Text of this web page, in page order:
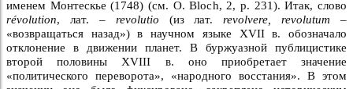
именем Монтескье (1748) (см. O. Bloch, 2, р. 231). Итак, слово
révolution, лат. – revolutio (из лат.revolvere, revolutum –
«возвращаться назад») в научном языке XVII в. обозначало
отклонение в движении планет. В буржуазной публицистике
второй половины XVIII в. оно приобретает значение
«политического переворота», «народного восстания». В этом